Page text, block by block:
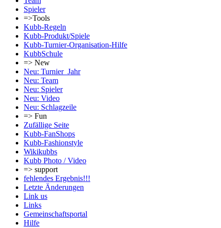
Spieler
=>Tools
Kubb-Regeln
Kubb-Produkt/Spiele
Kubb-Turnier-Organisation-Hilfe
KubbSchule
=> New
Neu: Turnier_Jahr
Neu: Team
Neu: Spieler
Neu: Video
Neu: Schlagzeile
=> Fun
Zufällige Seite
Kubb-FanShops
Kubb-Fashionstyle
Wikikubbs
Kubb Photo / Video
=> support
fehlendes Ergebnis!!!
Letzte Änderungen
Link us
Links
Gemeinschafts­portal
Hilfe